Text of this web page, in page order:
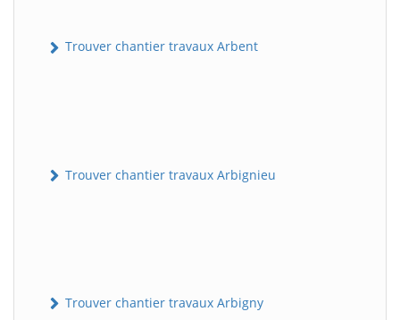
Trouver chantier travaux Arbent
Trouver chantier travaux Arbignieu
Trouver chantier travaux Arbigny